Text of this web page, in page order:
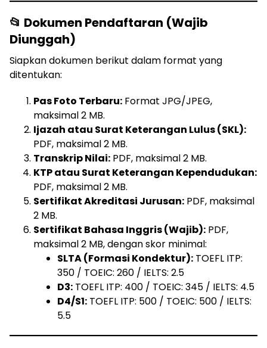
📂 Dokumen Pendaftaran (Wajib
Diunggah)
Siapkan dokumen berikut dalam format yang
ditentukan:
Pas Foto Terbaru: Format JPG/JPEG,
maksimal 2 MB.
Ijazah atau Surat Keterangan Lulus (SKL):
PDF, maksimal 2 MB.
Transkrip Nilai: PDF, maksimal 2 MB.
KTP atau Surat Keterangan Kependudukan:
PDF, maksimal 2 MB.
Sertifikat Akreditasi Jurusan: PDF, maksimal
2 MB.
Sertifikat Bahasa Inggris (Wajib): PDF,
maksimal 2 MB, dengan skor minimal:
SLTA (Formasi Kondektur): TOEFL ITP:
350 / TOEIC: 260 / IELTS: 2.5
D3: TOEFL ITP: 400 / TOEIC: 345 / IELTS: 4.5
D4/S1: TOEFL ITP: 500 / TOEIC: 500 / IELTS:
5.5